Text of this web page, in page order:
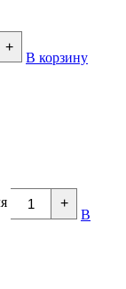
+
В корзину
+
В